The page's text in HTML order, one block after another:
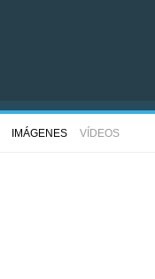
IMÁGENES VÍDEOS